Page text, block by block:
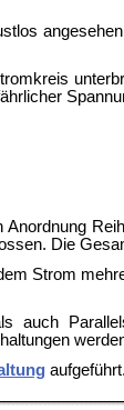
Die
Strom
auch